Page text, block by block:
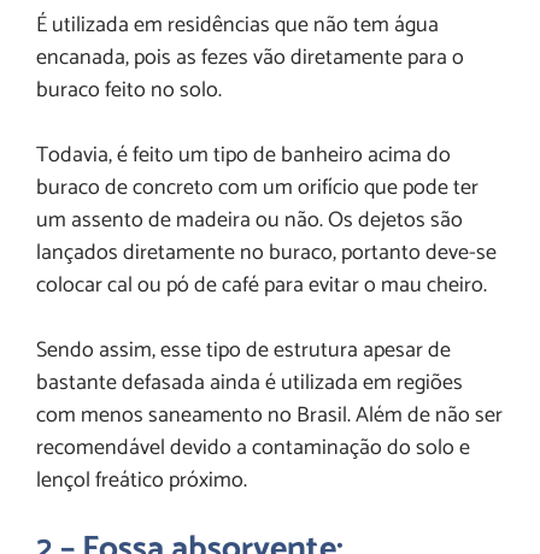
É utilizada em residências que não tem água
encanada, pois as fezes vão diretamente para o
buraco feito no solo.
Todavia, é feito um tipo de banheiro acima do
buraco de concreto com um orifício que pode ter
um assento de madeira ou não. Os dejetos são
lançados diretamente no buraco, portanto deve-se
colocar cal ou pó de café para evitar o mau cheiro.
Sendo assim, esse tipo de estrutura apesar de
bastante defasada ainda é utilizada em regiões
com menos saneamento no Brasil. Além de não ser
recomendável devido a contaminação do solo e
lençol freático próximo.